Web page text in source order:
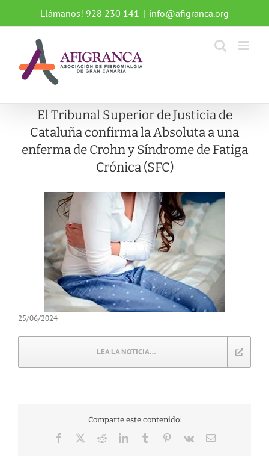
contenido
Llámanos! 928 230 141 | info@afigranca.org
El Tribunal Superior de Justicia de
Cataluña confirma la Absoluta a una
enferma de Crohn y Síndrome de Fatiga
Crónica (SFC)
25/06/2024
LEA LA NOTICIA…
Comparte este contenido:
Facebook RedditLinkedInTumblr Pinterest
Vk
Correo